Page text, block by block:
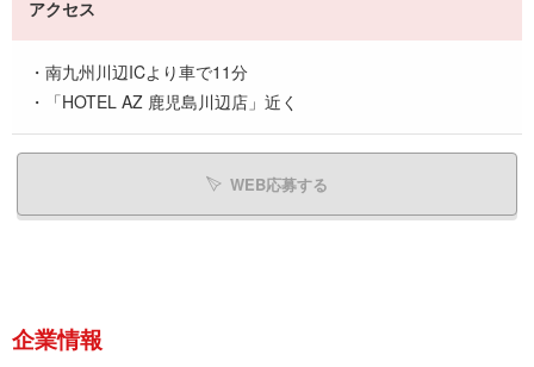
アクセス
・南九州川辺ICより車で11分
・「HOTEL AZ 鹿児島川辺店」近く
WEB応募する
企業情報